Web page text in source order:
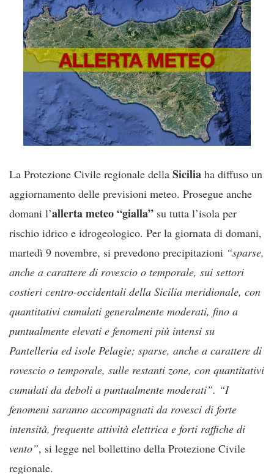
La Protezione Civile regionale della Sicilia ha diffuso un
aggiornamento delle previsioni meteo. Prosegue anche
domani l’allerta meteo “gialla” su tutta l’isola per
rischio idrico e idrogeologico. Per la giornata di domani,
martedì 9 novembre, si prevedono precipitazioni “sparse,
anche a carattere di rovescio o temporale, sui settori
costieri centro-occidentali della Sicilia meridionale, con
quantitativi cumulati generalmente moderati, fino a
puntualmente elevati e fenomeni più intensi su
Pantelleria ed isole Pelagie; sparse, anche a carattere di
rovescio o temporale, sulle restanti zone, con quantitativi
cumulati da deboli a puntualmente moderati”. “I
fenomeni saranno accompagnati da rovesci di forte
intensità, frequente attività elettrica e forti raffiche di
vento”, si legge nel bollettino della Protezione Civile
regionale.